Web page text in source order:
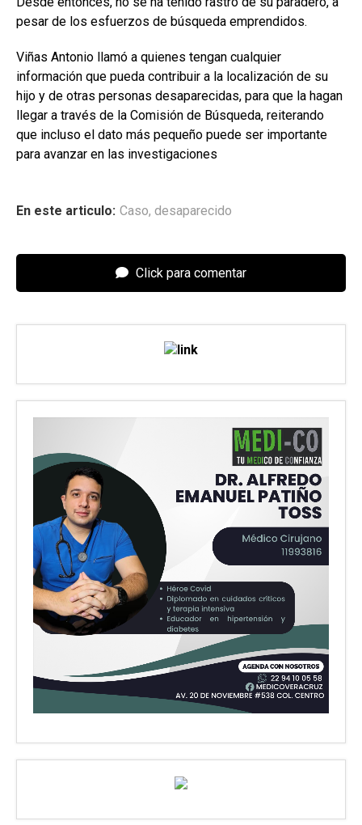
pesar de los esfuerzos de búsqueda emprendidos.
Viñas Antonio llamó a quienes tengan cualquier
información que pueda contribuir a la localización de su
hijo y de otras personas desaparecidas, para que la hagan
llegar a través de la Comisión de Búsqueda, reiterando
que incluso el dato más pequeño puede ser importante
para avanzar en las investigaciones
En este articulo: Caso, desaparecido
Click para comentar